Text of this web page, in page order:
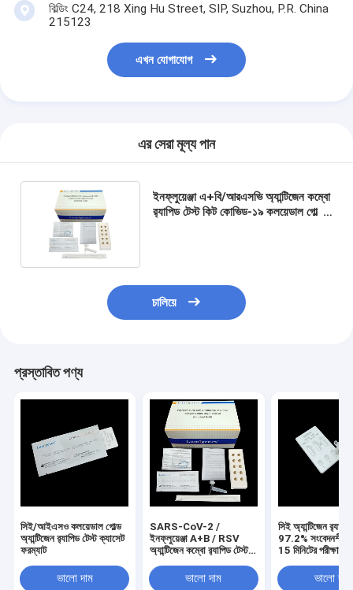
বিল্ডিং C24, 218 Xing Hu Street, SIP, Suzhou, P.R. China
215123
এখন যোগাযোগ
এর সেরা মূল্য পান
ইনফ্লুয়েঞ্জা এ+বি/আরএসভি অ্যান্টিজেন কম্বো
র‍্যাপিড টেস্ট কিট কোভিড-১৯ কলয়েডাল গোল্ড
চালিয়ে
প্রস্তাবিত পণ্য
সিই/আইএসও কলয়েডাল গোল্ড
অ্যান্টিজেন র‌্যাপিড টেস্ট ক্যাসেট
ফরম্যাট
ভালো দাম
SARS-CoV-2 /
ইনফ্লুয়েঞ্জা A+B / RSV
অ্যান্টিজেন কম্বো র‌্যাপিড টেস্ট
ভালো দাম
সিই অ্যান্টিজেন
97.2%
15 মিনিটের পরীক্ষার
ভালো দাম